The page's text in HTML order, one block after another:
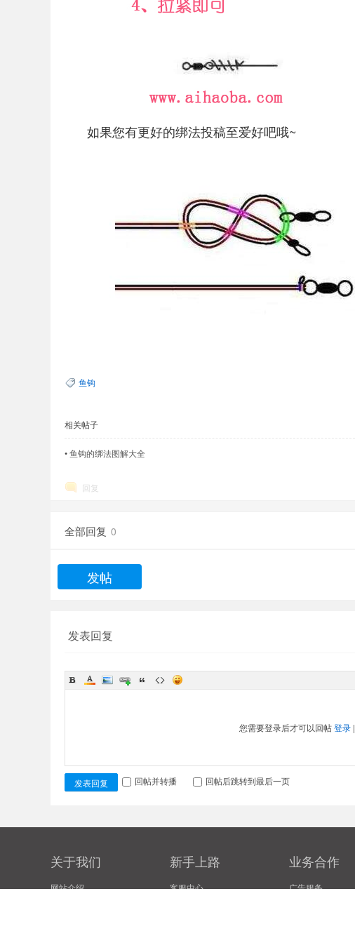
如果您有更好的绑法投稿至爱好吧哦~
鱼钩
相关帖子
•鱼钩的绑法图解大全
回复
全部回复 0
发帖
发表回复
您需要登录后才可以回帖登录|
发表回复 回帖并转播 回帖后跳转到最后一页
关于我们
网站介绍
新手上路
客服中心
业务合作
广告服务